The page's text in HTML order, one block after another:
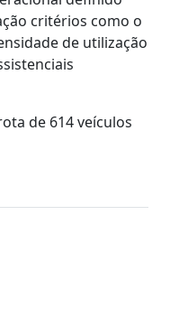
critérios como o
de utilização
de 614 veículos